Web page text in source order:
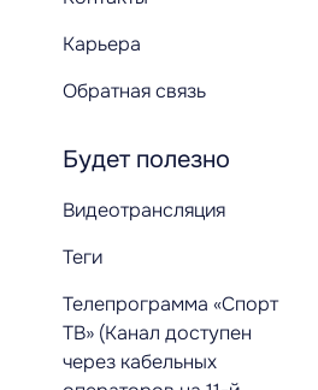
Карьера
Обратная связь
Будет полезно
Видеотрансляция
Теги
Телепрограмма «Спорт
ТВ» (Канал доступен
через кабельных